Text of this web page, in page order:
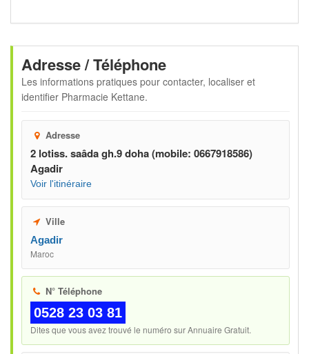
Adresse / Téléphone
Les informations pratiques pour contacter, localiser et
identifier Pharmacie Kettane.
Adresse
2 lotiss. saâda gh.9 doha (mobile: 0667918586)
Agadir
Voir l'itinéraire
Ville
Agadir
Maroc
N° Téléphone
0528 23 03 81
Dites que vous avez trouvé le numéro sur Annuaire Gratuit.